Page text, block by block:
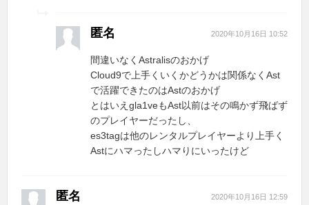
匿名 2020年10月16日 10:52
間違いなくAstralisのおかげ
Cloud9で上手くいくかどうかは関係なくAst
で活躍できたのはAstのおかげ
とはいえgla1veもAst以前はその鳴かず飛ばず
のプレイヤーだったし、
es3tagは他のレンタルプレイヤーより上手く
Astにハマったしハマりにいったけど
匿名 2020年10月16日 12:59